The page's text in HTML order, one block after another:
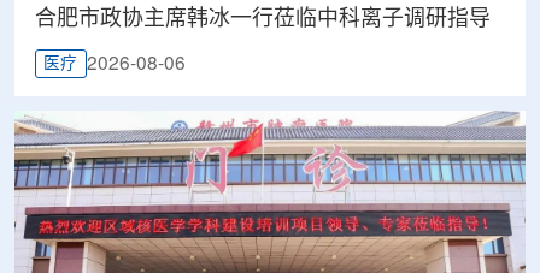
合肥市政协主席韩冰一行莅临中科离子调研指导
医疗 2026-08-06